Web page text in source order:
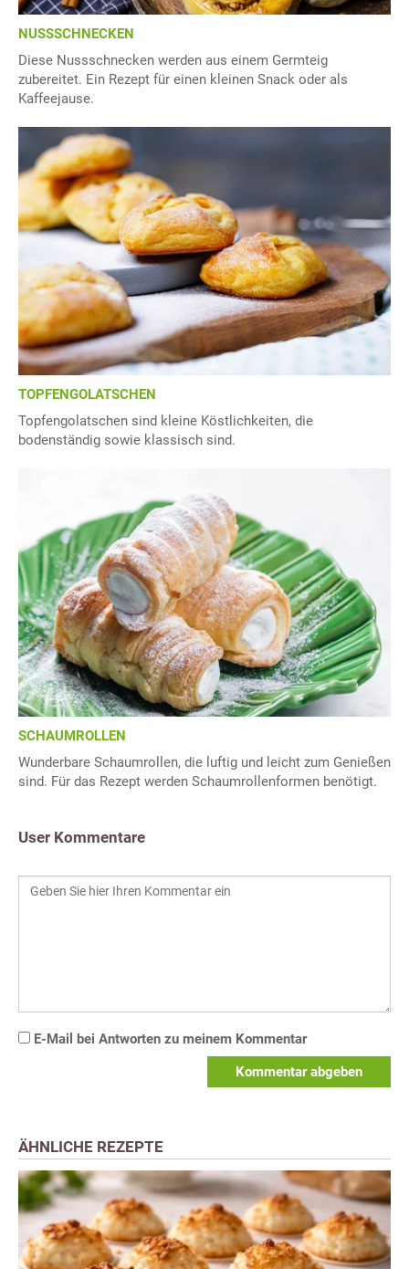
NUSSSCHNECKEN
Diese Nussschnecken werden aus einem Germteig
zubereitet. Ein Rezept für einen kleinen Snack oder als
Kaffeejause.
TOPFENGOLATSCHEN
Topfengolatschen sind kleine Köstlichkeiten, die
bodenständig sowie klassisch sind.
SCHAUMROLLEN
Wunderbare Schaumrollen, die luftig und leicht zum Genießen
sind. Für das Rezept werden Schaumrollenformen benötigt.
User Kommentare
E-Mail bei Antworten zu meinem Kommentar
Kommentar abgeben
ÄHNLICHE REZEPTE